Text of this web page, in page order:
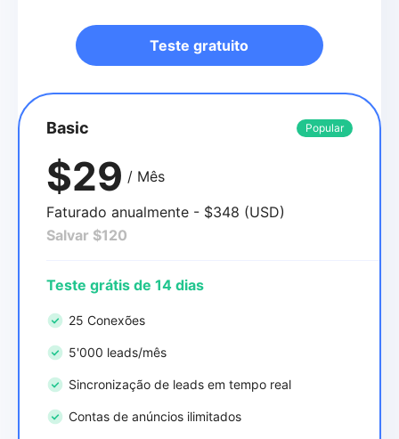
Teste gratuito
Basic Popular
$29 / Mês
Faturado anualmente - $348 (USD)
Salvar $120
Teste grátis de 14 dias
25 Conexões
5'000 leads/mês
Sincronização de leads em tempo real
Contas de anúncios ilimitados